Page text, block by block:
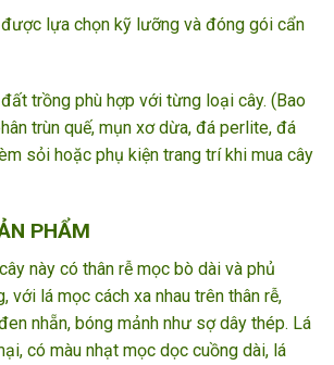
lựa chọn kỹ lưỡng và đóng gói cẩn
trồng phù hợp với từng loại cây. (Bao
trùn quế, mụn xơ dừa, đá perlite, đá
sỏi hoặc phụ kiện trang trí khi mua cây
PHẨM
này có thân rễ mọc bò dài và phủ
với lá mọc cách xa nhau trên thân rễ,
nhẵn, bóng mảnh như sợ dây thép. Lá
có màu nhạt mọc dọc cuồng dài, lá